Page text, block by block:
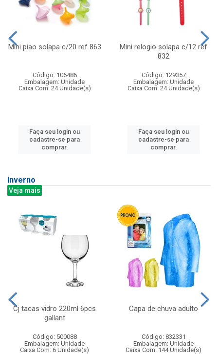
Mini piao solapa c/20 ref 863
Código: 106486
Embalagem: Unidade
Caixa Com: 24 Unidade(s)
Faça seu login ou
cadastre-se para
comprar.
Mini relogio solapa c/12 ref
832
Código: 129357
Embalagem: Unidade
Caixa Com: 24 Unidade(s)
Faça seu login ou
cadastre-se para
comprar.
Inverno
Veja mais
Cj tacas vidro 220ml 6pcs
gallant
Código: 500088
Embalagem: Unidade
Caixa Com: 6 Unidade(s)
Capa de chuva adulto
Código: 832331
Embalagem: Unidade
Caixa Com: 144 Unidade(s)